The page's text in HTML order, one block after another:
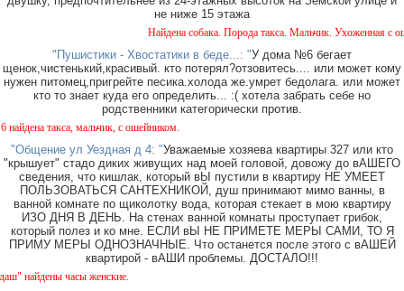
не ниже 15 этажа
Найдена собака. Порода такса. Мальчик. Ухоженная с
"Пушистики - Хвостатики в беде...: "У дома №6 бегает
щенок,чистенький,красивый. кто потерял?отзовитесь.... или может кому
нужен питомец,пригрейте песика.холода же.умрет бедолага. или может
кто то знает куда его определить... :( хотела забрать себе но
родственники категорически против.
такса, мальчик, с ошейником.
"Общение ул Уездная д 4: "Уважаемые хозяева квартиры 327 или кто
"крышует" стадо диких живущих над моей головой, довожу до вАШЕГО
сведения, что кишлак, который вЫ пустили в квартиру НЕ УМЕЕТ
ПОЛЬЗОВАТЬСЯ САНТЕХНИКОЙ, душ принимают мимо ванны, в
ванной комнате по щиколотку вода, которая стекает в мою квартиру
ИЗО ДНЯ В ДЕНЬ. На стенах ванной комнаты проступает грибок,
который полез и ко мне. ЕСЛИ вЫ НЕ ПРИМЕТЕ МЕРЫ САМИ, ТО Я
ПРИМУ МЕРЫ ОДНОЗНАЧНЫЕ. Что останется после этого с вАШЕЙ
квартирой - вАШИ проблемы. ДОСТАЛО!!!
часы женские.